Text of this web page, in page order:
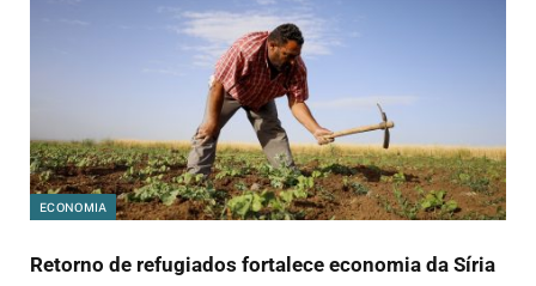
ECONOMIA
Retorno de refugiados fortalece economia da Síria